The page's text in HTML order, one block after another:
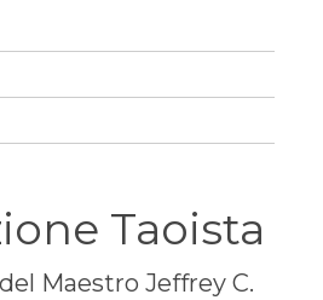
Taoista
Maestro Jeffrey C.